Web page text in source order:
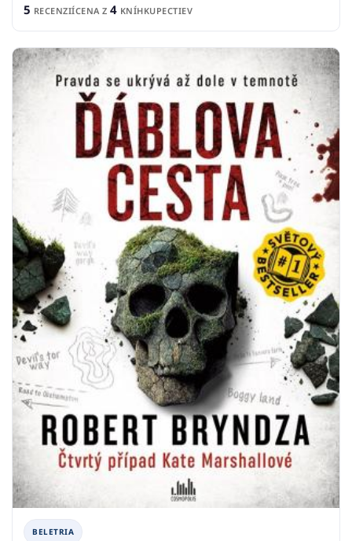
5 RECENZIÍCENA Z 4 KNÍHKUPECTIEV
BELETRIA